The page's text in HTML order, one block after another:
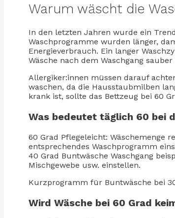
Warum wäscht die
In den letzten Jahren wurde ein
Waschprogramme wurden länger,
Energieverbrauch. Ein langer
Wäsche nach dem Waschgang
Allergiker:innen müssen darauf
waschen, da die Hausstaubmilben
krank ist, sollte das Bettzeug bei 60
Was bedeutet täglich 60 bei
60 Grad Pflegeleicht: Wäschemenge
entsprechendes Waschprogramm
40 Grad Buntwäsche Waschgang
Mischgewebe usw. einstellen.
Kurzprogramm für Buntwäsche bei
Wird Wäsche bei 60 Grad